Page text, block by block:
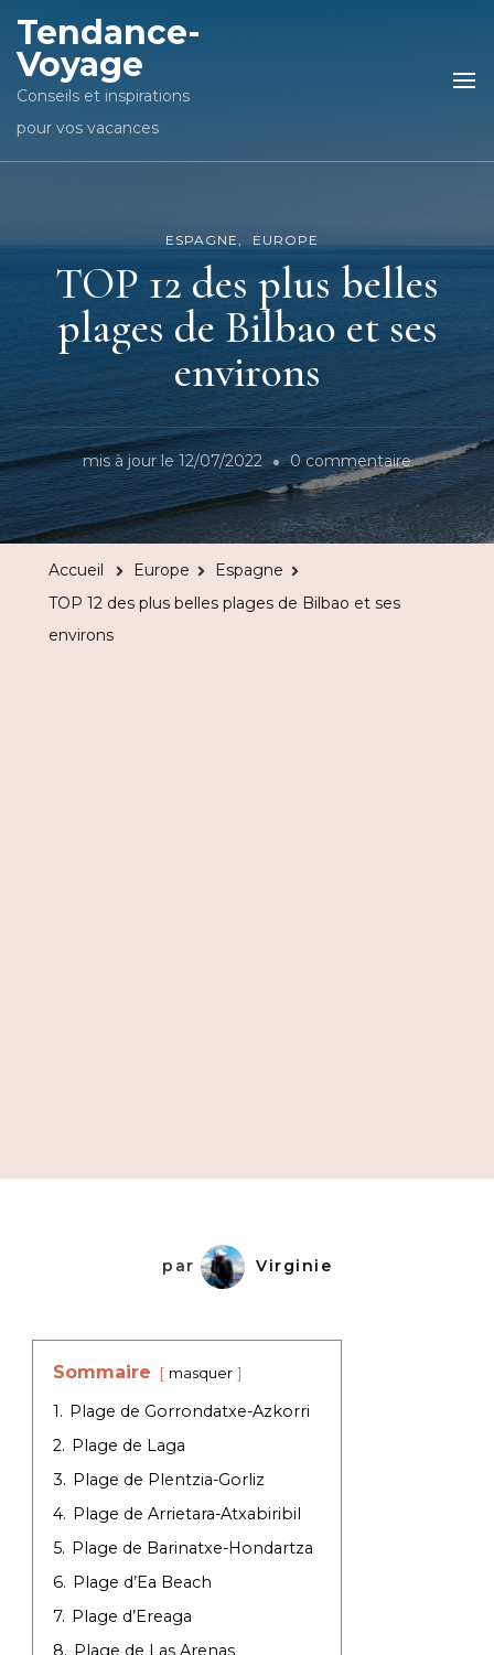
Tendance-
Voyage
Conseils et inspirations
pour vos vacances
ESPAGNE EUROPE
TOP 12 des plus belles
plages de Bilbao et ses
environs
mis à jour le12/07/2022 0 commentairesur
TOP
12
Accueil Europe
Espagne
TOP 12 des plus belles plages de Bilbao et ses
environs
par Virginie
Sommaire masquer
1. Plage de Gorrondatxe-Azkorri
2. Plage de Laga
3. Plage de Plentzia-Gorliz
4. Plage de Arrietara-Atxabiribil
5. Plage de Barinatxe-Hondartza
6. Plage d’Ea Beach
7. Plage d’Ereaga
8. Plage de Las Arenas